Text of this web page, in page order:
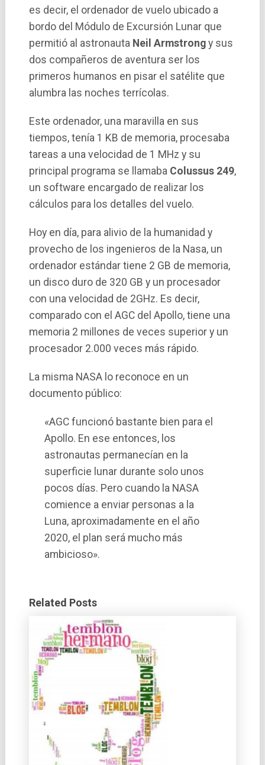
es decir, el ordenador de vuelo ubicado a
bordo del Módulo de Excursión Lunar que
permitió al astronauta Neil Armstrongy sus
dos compañeros de aventura ser los
primeros humanos en pisar el satélite que
alumbra las noches terrí­colas.
Este ordenador, una maravilla en sus
tiempos, tení­a 1 KB de memoria, procesaba
tareas a una velocidad de 1 MHz y su
principal programa se llamaba Colussus 249,
un software encargado de realizar los
cálculos para los detalles del vuelo.
Hoy en dí­a, para alivio de la humanidad y
provecho de los ingenieros de la Nasa, un
ordenador estándar tiene 2 GB de memoria,
un disco duro de 320 GB y un procesador
con una velocidad de 2GHz. Es decir,
comparado con el AGC del Apollo, tiene una
memoria 2 millones de veces superior y un
procesador 2.000 veces más rápido.
La misma NASA lo reconoce en un
documento público:
«AGC funcionó bastante bien para el
Apollo. En ese entonces, los
astronautas permanecí­an en la
superficie lunar durante solo unos
pocos dí­as. Pero cuando la NASA
comience a enviar personas a la
Luna, aproximadamente en el año
2020, el plan será mucho más
ambicioso».
Related Posts